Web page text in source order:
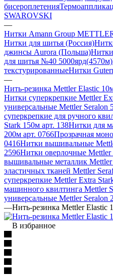
бисероплетения
SWAROVSKI
—
Нитки Amann Group
Нитки для шитья (Россия)
джинсы Aurora (Польша)
для шитья №40 5000ярд(4570м)
текстурированныеНитки
—
Нить-резинка Mettler Elastic
Нитки суперкрепкие Mettler
универсальные Mettler Seralon
суперкрепкие для ручного
Stark 150м арт. 138Нитки для
200м арт. 0766Прозрачная
0416Нитки вышивальные
2596Нитки оверлочные Mettler
вышивальные металлик Mettler
эластичных тканей Mettler
суперкрепкие Mettler Extra
машинного квилтинга Mettler
универсальные Mettler Seralon
—Нить-резинка Mettler Elastic
В избранное